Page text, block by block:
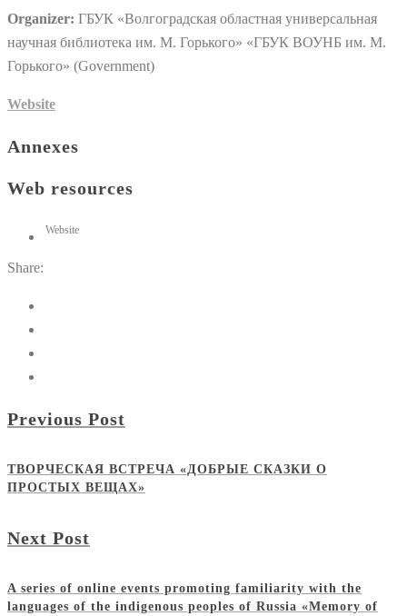
Organizer: ГБУК «Волгоградская областная универсальная
научная библиотека им. М. Горького» «ГБУК ВОУНБ им. М.
Горького» (Government)
Website
Annexes
Web resources
Website
Share:
Previous Post
ТВОРЧЕСКАЯ ВСТРЕЧА «ДОБРЫЕ СКАЗКИ О
ПРОСТЫХ ВЕЩАХ»
Next Post
A series of online events promoting familiarity with the
languages of the indigenous peoples of Russia «Memory of